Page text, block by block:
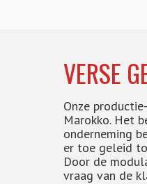
VERSE
Onze
Marokko. Het
onderneming
er toe geleid
Door de
vraag van de